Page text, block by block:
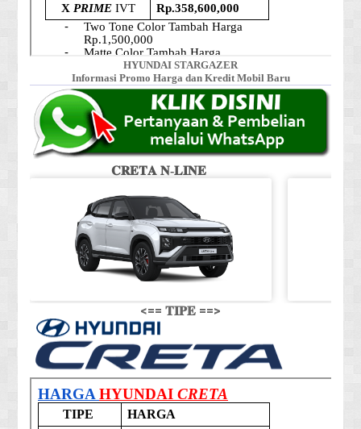
HYUNDAI STARGAZER
Informasi Promo Harga dan Kredit Mobil Baru
𝐂𝐑𝐄𝐓𝐀 𝐍-𝐋𝐈𝐍𝐄
<== 𝐓𝐈𝐏𝐄 ==>